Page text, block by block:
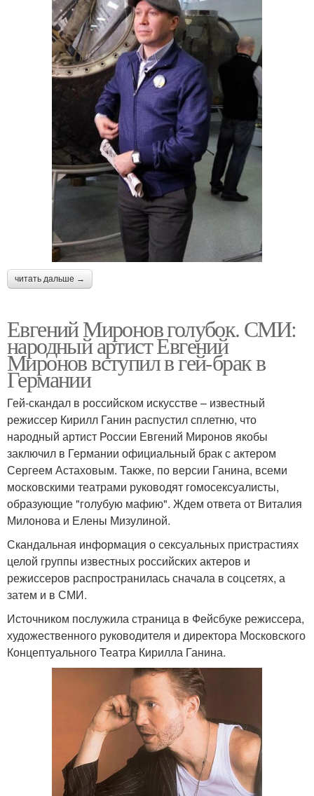
читать дальше →
Евгений Миронов голубок. СМИ:
народный артист Евгений
Миронов вступил в гей-брак в
Германии
Гей-скандал в российском искусстве – известный
режиссер Кирилл Ганин распустил сплетню, что
народный артист России Евгений Миронов якобы
заключил в Германии официальный брак с актером
Сергеем Астаховым. Также, по версии Ганина, всеми
московскими театрами руководят гомосексуалисты,
образующие "голубую мафию". Ждем ответа от Виталия
Милонова и Елены Мизулиной.
Скандальная информация о сексуальных пристрастиях
целой группы известных российских актеров и
режиссеров распространилась сначала в соцсетях, а
затем и в СМИ.
Источником послужила страница в Фейсбуке режиссера,
художественного руководителя и директора Московского
Концептуального Театра Кирилла Ганина.